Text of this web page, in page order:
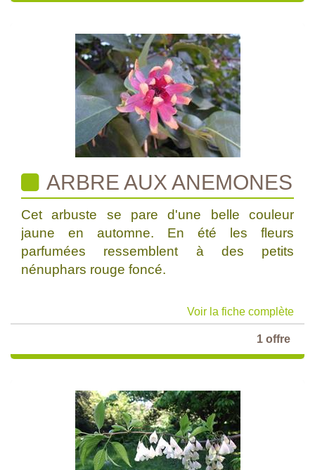
ARBRE AUX ANEMONES
Cet arbuste se pare d'une belle couleur
jaune en automne. En été les fleurs
parfumées ressemblent à des petits
nénuphars rouge foncé.
Voir la fiche complète
1 offre